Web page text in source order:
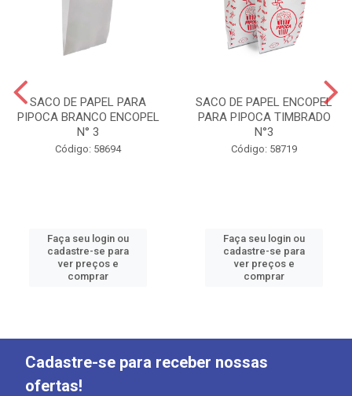
SACO DE PAPEL PARA
PIPOCA BRANCO ENCOPEL
N° 3
Código: 58694
Faça seu login ou
cadastre-se para
ver preços e
comprar
SACO DE PAPEL ENCOPEL
PARA PIPOCA TIMBRADO
N°3
Código: 58719
Faça seu login ou
cadastre-se para
ver preços e
comprar
Cadastre-se para receber nossas
ofertas!